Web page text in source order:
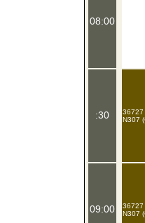
08:00
:30
09:00
36727
N307
36727
N307